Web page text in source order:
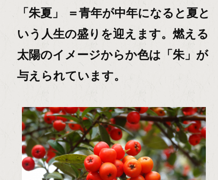
「朱夏」 ＝青年が中年になると夏と
いう人生の盛りを迎えます。燃える
太陽のイメージからか色は「朱」が
与えられています。